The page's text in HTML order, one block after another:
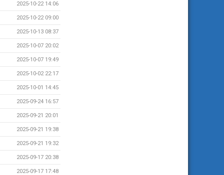
2025-10-22 14:06
2025-10-22 09:00
2025-10-13 08:37
2025-10-07 20:02
2025-10-07 19:49
2025-10-02 22:17
2025-10-01 14:45
2025-09-24 16:57
2025-09-21 20:01
2025-09-21 19:38
2025-09-21 19:32
2025-09-17 20:38
2025-09-17 17:48